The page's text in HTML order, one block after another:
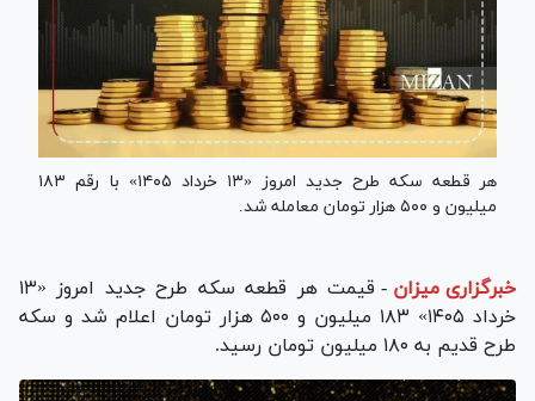
هر قطعه سکه طرح جدید امروز «۱۳ خرداد ۱۴۰۵» با رقم ۱۸۳
میلیون و ۵۰۰ هزار تومان معامله شد.
خبرگزاری میزان -
قیمت هر قطعه سکه طرح جدید امروز «۱۳
خرداد ۱۴۰۵» ۱۸۳ میلیون و ۵۰۰ هزار تومان اعلام شد و سکه
طرح قدیم به ۱۸۰ میلیون تومان رسید.